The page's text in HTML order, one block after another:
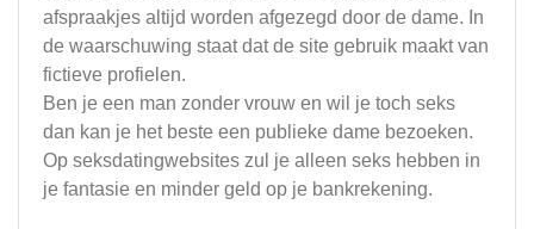
afspraakjes altijd worden afgezegd door de dame. In
de waarschuwing staat dat de site gebruik maakt van
fictieve profielen.
Ben je een man zonder vrouw en wil je toch seks
dan kan je het beste een publieke dame bezoeken.
Op seksdatingwebsites zul je alleen seks hebben in
je fantasie en minder geld op je bankrekening.